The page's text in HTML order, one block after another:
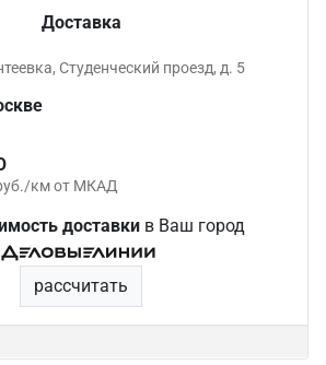
Доставка
Студенческий проезд, д. 5
км от МКАД
доставки в Ваш город
рассчитать